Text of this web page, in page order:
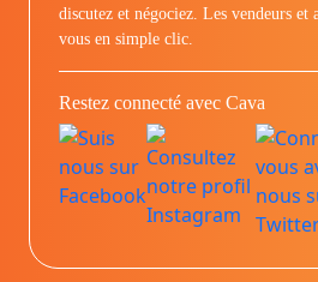
discutez et négociez. Les vendeurs et
vous en simple clic.
Restez connecté avec Cava